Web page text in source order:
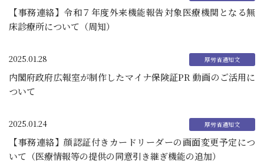
【事務連絡】令和７年度外来機能報告対象医療機関となる無
床診療所について（周知）
2025.01.28
内閣府政府広報室が制作したマイナ保険証PR 動画のご活用に
ついて
2025.01.24
【事務連絡】顔認証付きカードリーダーの画面変更予定につ
いて（医療情報等の提供の同意引き継ぎ機能の追加）